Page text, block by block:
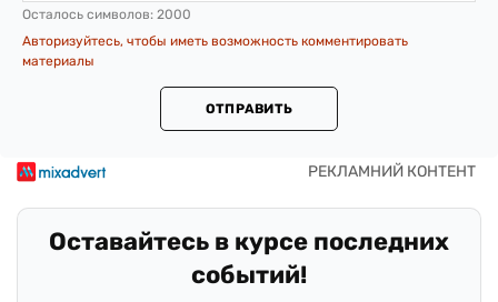
Осталось символов: 2000
Авторизуйтесь, чтобы иметь возможность комментировать
материалы
ОТПРАВИТЬ
Оставайтесь в курсе последних
событий!